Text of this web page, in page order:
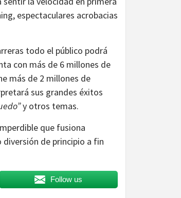
espectaculares acrobacias
todo el público podrá
con más de 6 millones de
más de 2 millones de
sus grandes éxitos
y otros temas.
que fusiona
de principio a fin
Follow us